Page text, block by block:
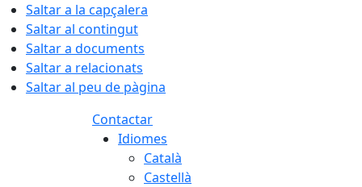
Saltar a la capçalera
Saltar al contingut
Saltar a documents
Saltar a relacionats
Saltar al peu de pàgina
Contactar
Idiomes
Català
Castellà